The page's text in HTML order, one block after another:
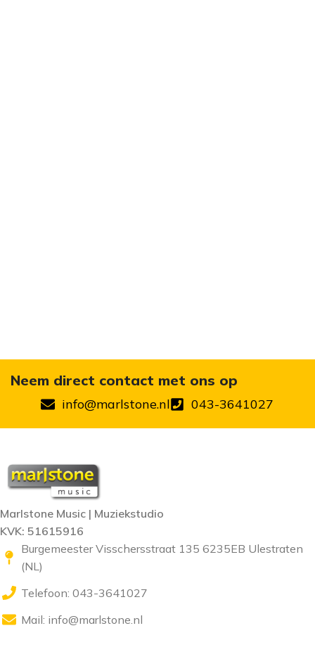
Neem direct contact met ons op
info@marlstone.nl 043-3641027
Marlstone Music | Muziekstudio
KVK: 51615916
Burgemeester Visschersstraat 135 6235EB Ulestraten
(NL)
Telefoon: 043-3641027
Mail: info@marlstone.nl